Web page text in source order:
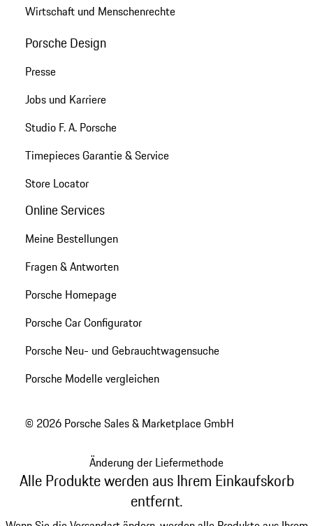
Wirtschaft und Menschenrechte
Porsche Design
Presse
Jobs und Karriere
Studio F. A. Porsche
Timepieces Garantie & Service
Store Locator
Online Services
Meine Bestellungen
Fragen & Antworten
Porsche Homepage
Porsche Car Configurator
Porsche Neu- und Gebrauchtwagensuche
Porsche Modelle vergleichen
© 2026 Porsche Sales & Marketplace GmbH
Änderung der Liefermethode
Alle Produkte werden aus Ihrem Einkaufskorb
entfernt.